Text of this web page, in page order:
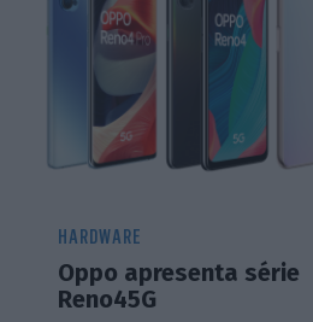
HARDWARE
Oppo apresenta série
Reno45G